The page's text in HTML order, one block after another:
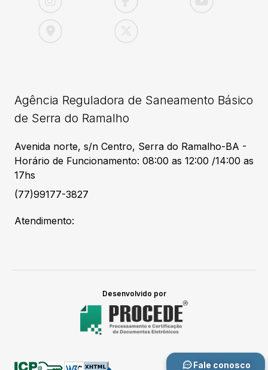
Fale conosco
Agência Reguladora de Saneamento Básico
de Serra do Ramalho
Avenida norte, s/n Centro, Serra do Ramalho-BA -
Horário de Funcionamento: 08:00 as 12:00 /14:00 as
17hs
(77)99177-3827
Atendimento:
Desenvolvido por